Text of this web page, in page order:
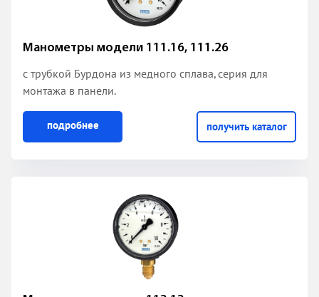
Манометры модели 111.16, 111.26
с трубкой Бурдона из медного сплава, серия для
монтажа в панели.
подробнее получить каталог